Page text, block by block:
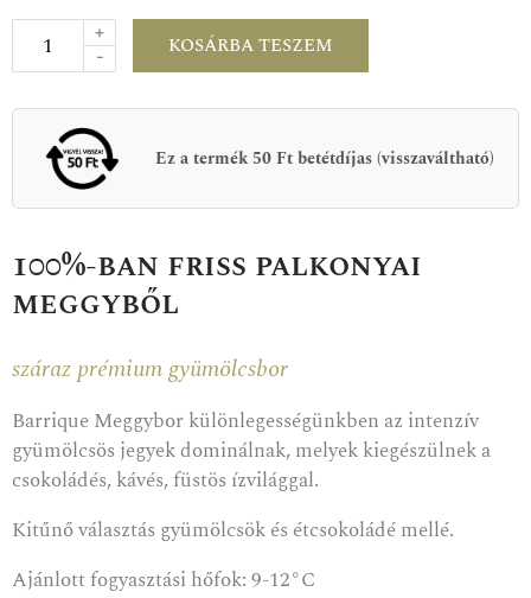
-
+
KOSÁRBA TESZEM
Ez a termék 50 Ft betétdíjas (visszaváltható)
100%-ban friss palkonyai
meggyből
száraz prémium gyümölcsbor
Barrique Meggybor különlegességünkben az intenzív
gyümölcsös jegyek dominálnak, melyek kiegészülnek a
csokoládés, kávés, füstös ízvilággal.
Kitűnő választás gyümölcsök és étcsokoládé mellé.
Ajánlott fogyasztási hőfok: 9-12°C